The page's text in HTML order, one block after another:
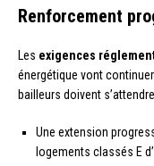
Renforcement
Les exigences
énergétique vont
bailleurs doivent
Une extension
logements classés E